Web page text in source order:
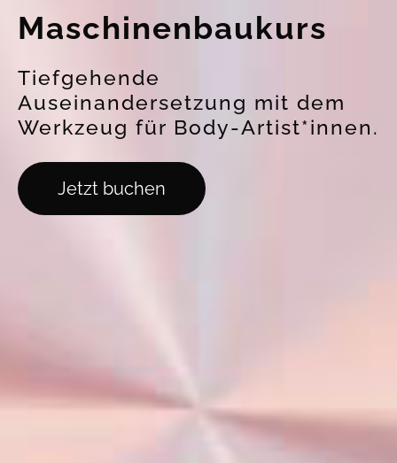
Maschinenbaukurs
Tiefgehende
Auseinandersetzung mit dem
Werkzeug für Body-Artist*innen.
Jetzt buchen